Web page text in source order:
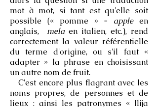
mot à mot, si tant est qu'elle soit
possible (« pomme » = appleen
anglais, melaen italien, etc.), rend
correctement la valeur référentielle
du terme d'origine, ou s'il faut «
adapter » la phrase en choisissant
un autre nom de fruit.
C'est encore plus flagrant avec les
noms propres, de personnes et de
lieux : ainsi les patronymes « Ilija